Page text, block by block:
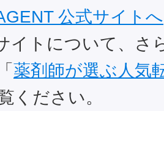
公式サイトへ
イトについて、さ
薬剤師が選ぶ人気
ください。